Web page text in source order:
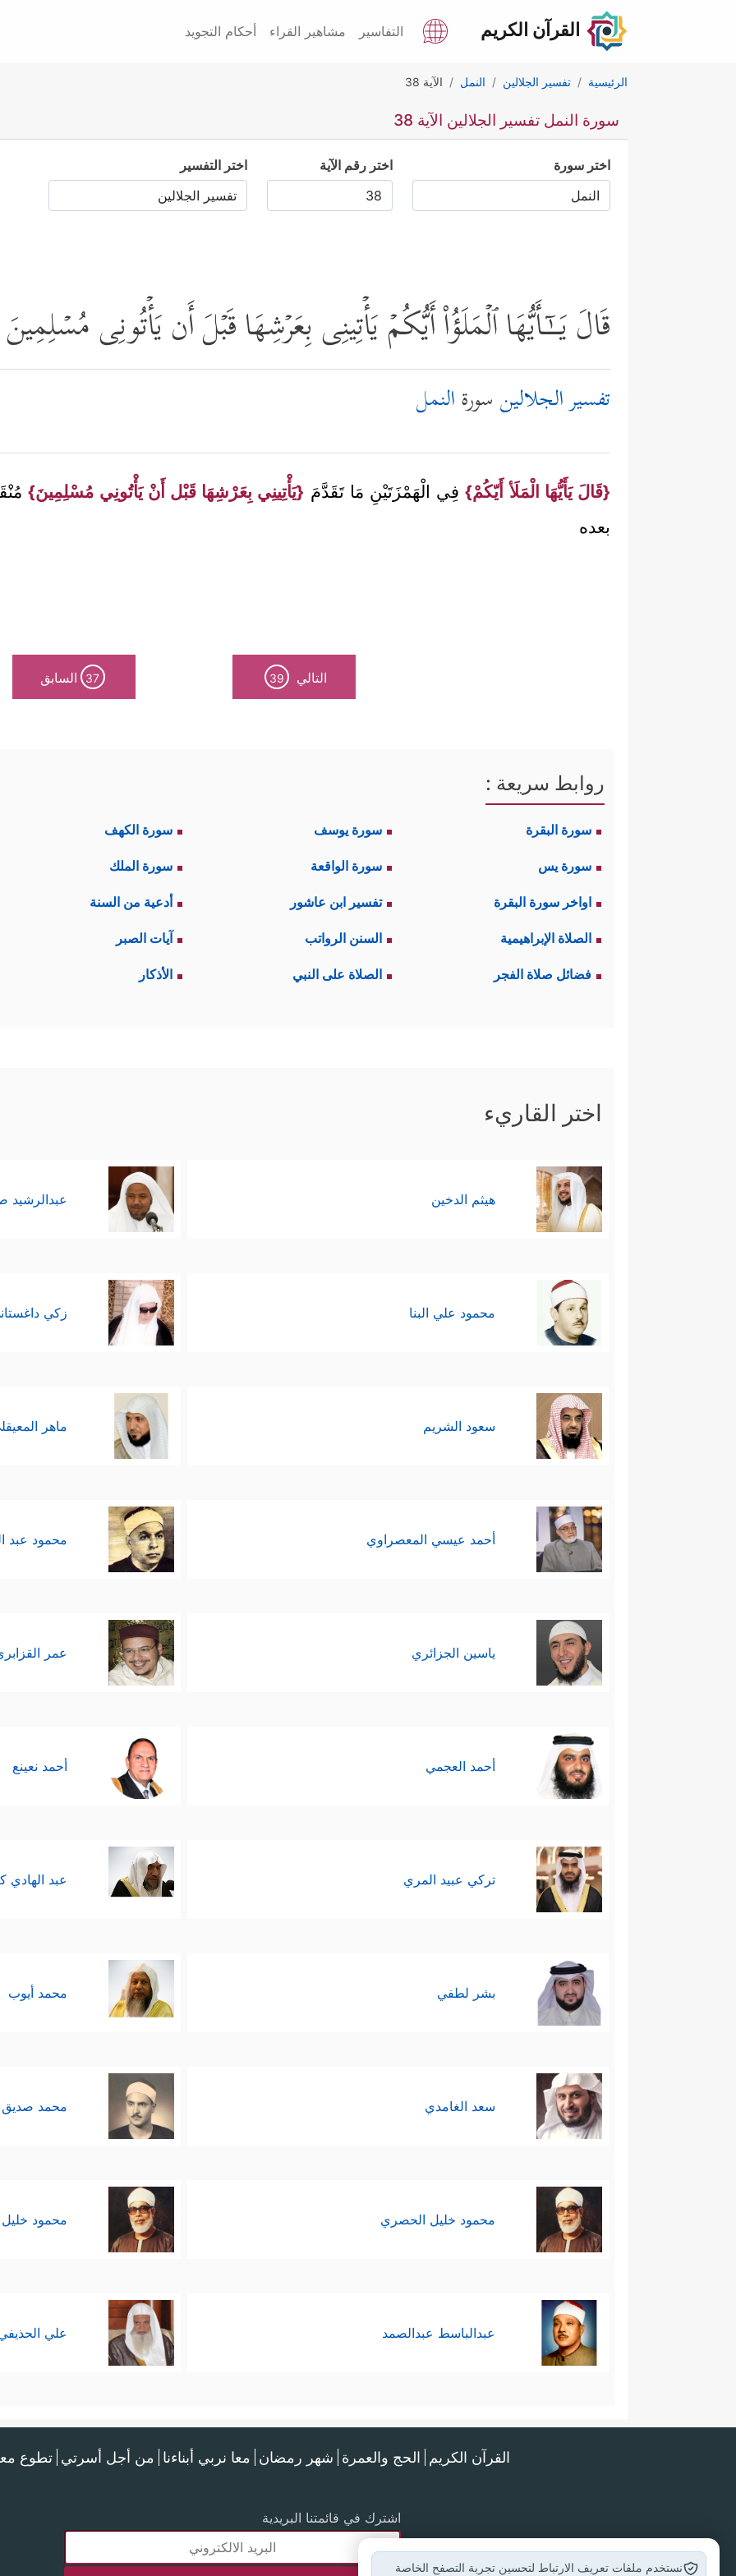
القرآن الكريم التفاسير مشاهير القراء أحكام التجويد
الرئيسية تفسير الجلالين النمل الآية 38
سورة النمل تفسير الجلالين الآية 38
اختر سورة اختر رقم الآية اختر التفسير
قَالَ یَــٰۤـأَیُّهَا ٱلۡمَلَؤُاْ أَیُّكُمۡ یَأۡتِینِی بِعَرۡشِهَا قَبۡلَ أَن یَأۡتُونِی
تفسير الجلالين سورةالنمل
{قَالَ يَأَيُّهَا الْمَلَأ أَيّكُمْ}فِي الْهَمْزَتَيْنِ مَا تَقَدَّمَ {يَأْتِينِي بِعَرْشِهَا قَبْل أَنْ يَأْتُونِي مُسْلِمِينَ}
بعده
التالي 39
37 السابق
روابط سريعة :
سورة البقرة سورة يوسف سورة الكهف
سورة يس سورة الواقعة سورة الملك
اواخر سورة البقرة تفسير ابن عاشور أدعية من السنة
الصلاة الإبراهيمية السنن الرواتب آيات الصبر
فضائل صلاة الفجر الصلاة على النبي الأذكار
اختر القاريء
هيثم الدخين عبدالرشيد
محمود علي البنا زكي
سعود الشريم ماهر
أحمد عيسي المعصراوي محمود عبد
ياسين الجزائري عمر
أحمد العجمي أحمد نعينع
تركي عبيد المري عبد الهادي
بشر لطفي محمد أيوب
سعد الغامدي محمد صديق
محمود خليل الحصري محمود
عبدالباسط عبدالصمد علي
القرآن الكريم الحج والعمرة شهر رمضان معا نربي أبناءنا من أجل أسرتي تطوع
اشترك في قائمتنا البريدية
نستخدم ملفات تعريف الارتباط لتحسين تجربة التصفح الخاصة